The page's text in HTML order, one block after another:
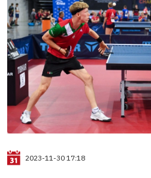
2023-11-30 17:18